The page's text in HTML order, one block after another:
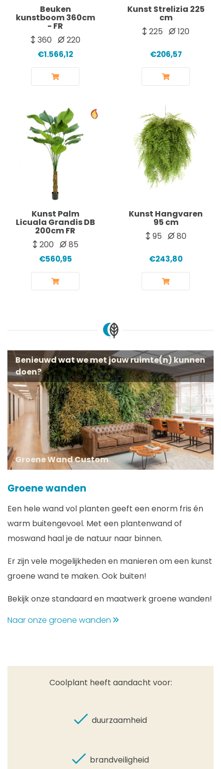
Beuken
kunstboom 360cm
- FR
360
220
€1.566,12
Kunst Strelizia 225
cm
225
120
€206,57
Kunst Palm
Licuala Grandis DB
200cm FR
200
85
€560,95
Kunst Hangvaren
95 cm
95
80
€243,80
Benieuwd wat we met jouw ruimte(n) kunnen
doen?
Groene Wand Custom
Groene wanden
Een hele wand vol planten geeft een enorm fris én
warm buitengevoel. Met een plantenwand of
moswand haal je de natuur naar binnen.
Er zijn vele mogelijkheden en manieren om een kunst
groene wand te maken. Ook buiten!
Bekijk onze standaard en maatwerk groene wanden!
Naar onze groene wanden
Coolplant heeft aandacht voor:
duurzaamheid
brandveiligheid